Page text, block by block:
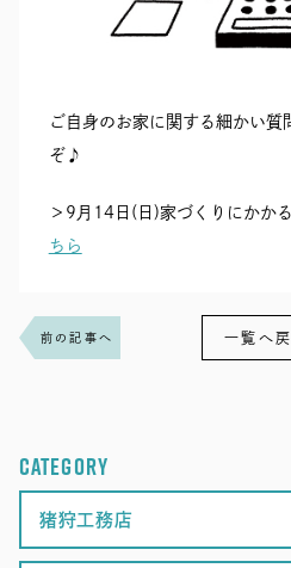
ご自身のお家に関する細かい質
ぞ♪
＞9月14日(日)家づくりにかか
ちら
前の記事へ 一覧へ
CATEGORY
猪狩工務店